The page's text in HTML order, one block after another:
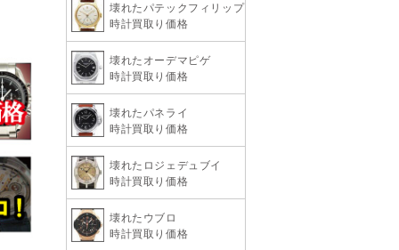
壊れたパテックフィリップ
時計買取り価格
壊れたオーデマピゲ
時計買取り価格
壊れたパネライ
時計買取り価格
壊れたロジェデュブイ
時計買取り価格
壊れたウブロ
時計買取り価格